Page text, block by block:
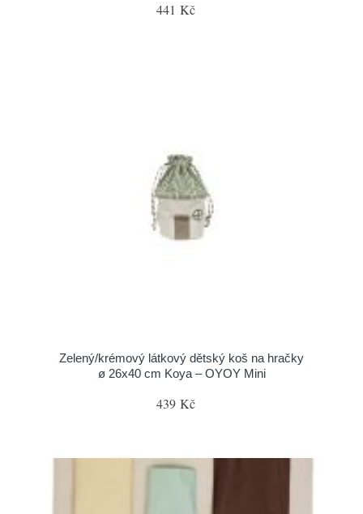
441 Kč
Zelený/krémový látkový dětský koš na hračky
ø 26x40 cm Koya – OYOY Mini
439 Kč